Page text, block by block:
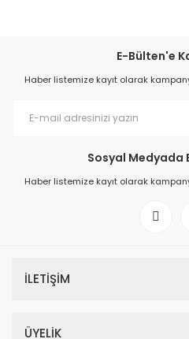
E-Bülten'e
Haber listemize kayıt olarak
Sosyal Medyada
Haber listemize kayıt olarak
İLETİŞİM
ÜYELİK